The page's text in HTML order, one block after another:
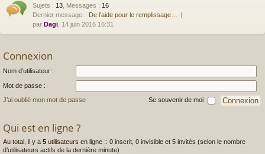
Sujets : 13 Messages : 16
Dernier message : De l'aide pour le remplissage…
par Dagi , 14 juin 2016 16:31
Connexion
Nom d’utilisateur :
Mot de passe :
J’ai oublié mon mot de passe Se souvenir de moi
Qui est en ligne ?
Au total, il y a 5 utilisateurs en ligne :: 0 inscrit, 0 invisible et 5 invités (selon le nombre
d’utilisateurs actifs de la dernière minute)